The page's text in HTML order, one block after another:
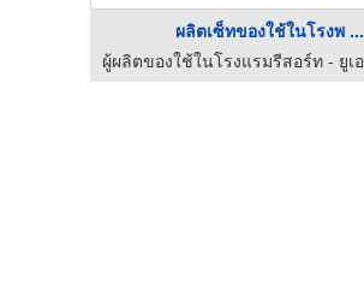
ผลิตเซ็ทของใช้ในโรงพ ...